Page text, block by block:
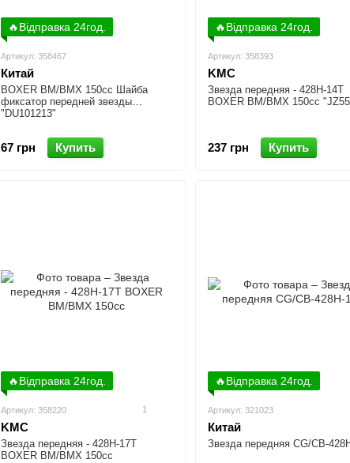
🔥Відправка 24год.
Артикул: 358467
Китай
BOXER BM/ВМX 150cc Шайба
фиксатор передней звезды
"DU101213"
67 грн Купить
🔥Відправка 24год.
Артикул: 358393
KMC
Звезда передняя - 428H-14T
BOXER BM/ВМX 150cc
237 грн Купить
🔥Відправка 24год.
Артикул: 358220 1
KMC
Звезда передняя - 428H-17T
BOXER BM/ВМX 150cc
🔥Відправка 24год.
Артикул: 321023
Китай
Звезда передняя CG/CB-